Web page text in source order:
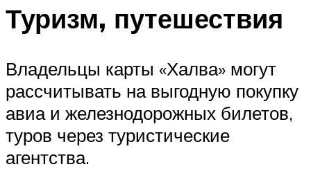
Туризм, путешествия
Владельцы карты «Халва» могут
рассчитывать на выгодную покупку
авиа и железнодорожных билетов,
туров через туристические
агентства.